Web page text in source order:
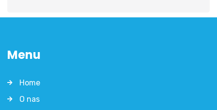
Menu
Home
O nas